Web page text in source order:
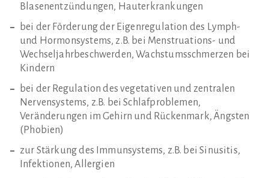
Blasenentzündungen, Hauterkrankungen
bei der Förderung der Eigenregulation des Lymph-
und Hormonsystems, z.B. bei Menstruations- und
Wechseljahrbeschwerden, Wachstumsschmerzen bei
Kindern
bei der Regulation des vegetativen und zentralen
Nervensystems, z.B. bei Schlafproblemen,
Veränderungen im Gehirn und Rückenmark, Ängsten
(Phobien)
zur Stärkung des Immunsystems, z.B. bei Sinusitis,
Infektionen, Allergien